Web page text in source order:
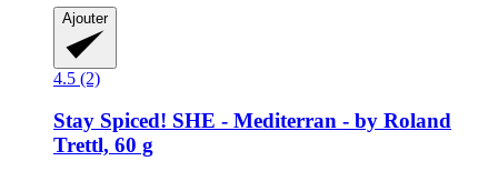
Ajouter
4.5 (2)
Stay Spiced! SHE -​ Mediterran -​ by Roland
Trettl, 60 g